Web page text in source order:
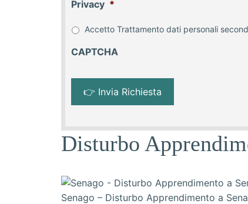
Privacy *
Accetto Trattamento dati personali
CAPTCHA
Disturbo
Senago – Disturbo Apprendimento a